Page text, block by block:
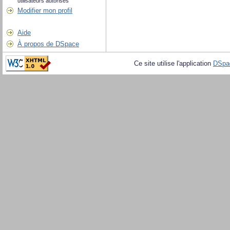
Modifier mon profil
Aide
À propos de DSpace
Ce site utilise l'application